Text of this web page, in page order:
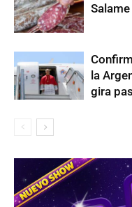
la
gira